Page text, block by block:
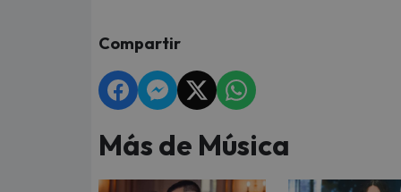
Compartir
Más de Música